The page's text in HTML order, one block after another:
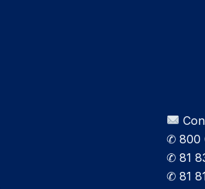
✆ 800
✆ 81
✆ 81